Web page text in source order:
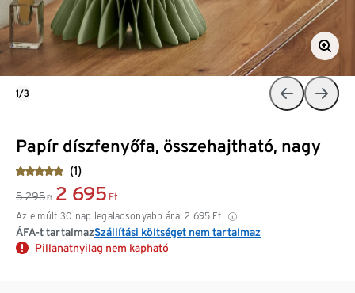
Papír díszfenyőfa, összehajtható, nagy
(1)
5 295 Ft 2 695 Ft
Az elmúlt 30 nap legalacsonyabb ára: 2 695 Ft
ÁFA-t tartalmazSzállítási költséget nem tartalmaz
Pillanatnyilag nem kapható
1/3